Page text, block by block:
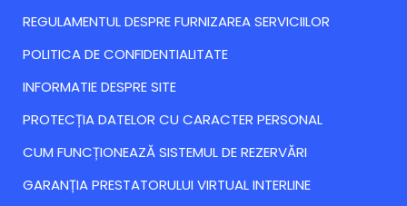
REGULAMENTUL DESPRE FURNIZAREA SERVICIILOR
POLITICA DE CONFIDENTIALITATE
INFORMATIE DESPRE SITE
PROTECȚIA DATELOR CU CARACTER PERSONAL
CUM FUNCȚIONEAZĂ SISTEMUL DE REZERVĂRI
GARANȚIA PRESTATORULUI VIRTUAL INTERLINE